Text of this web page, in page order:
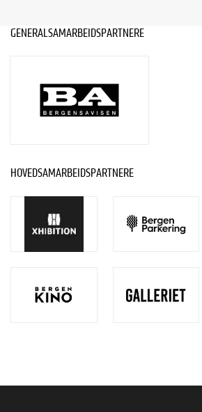
GENERALSAMARBEIDSPARTNERE
HOVEDSAMARBEIDSPARTNERE